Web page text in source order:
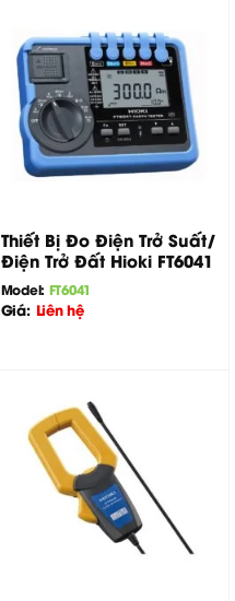
Thiết Bị Đo Điện Trở Suất/
Điện Trở Đất Hioki FT6041
Model: FT6041
Giá: Liên hệ